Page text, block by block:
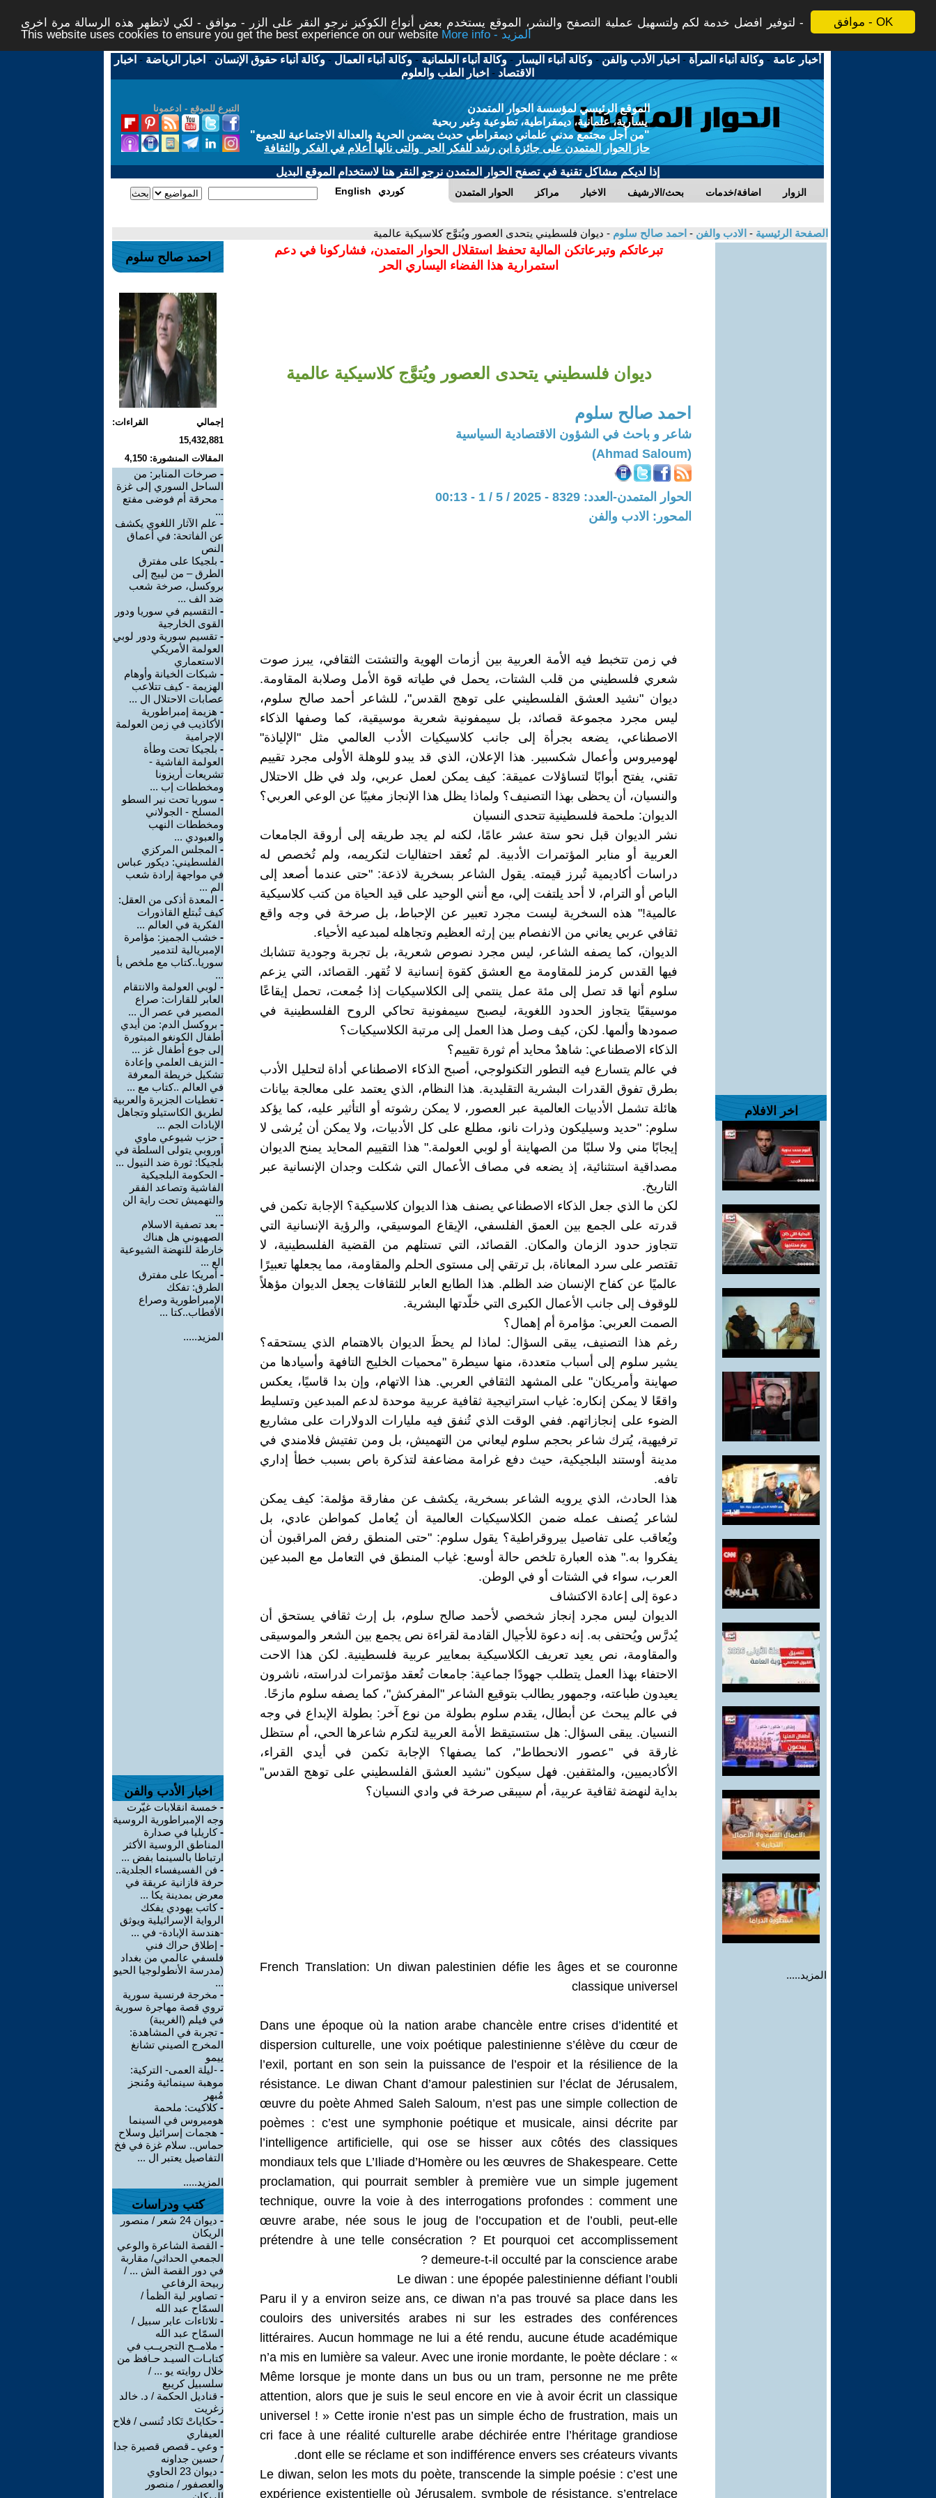
موافق - OK
لتوفير افضل خدمة لكم ولتسهيل عملية التصفح والنشر، الموقع يستخدم بعض أنواع الكوكيز نرجو النقر على الزر - موافق - لكي لاتظهر هذه الرسالة مرة اخرى -
This website uses cookies to ensure you get the best experience on our website
More info - المزيد
أخبار عامة -وكالة أنباء المرأة - اخبار الأدب والفن -وكالة أنباء اليسار -وكالة أنباء العلمانية -وكالة أنباء العمال -وكالة أنباء حقوق الإنسان - اخبار الرياضة - اخبار
الاقتصاد - اخبار الطب والعلوم
التبرع للموقع - ادعمونا
الموقع الرئيسي لمؤسسة الحوار المتمدن
يسارية، علمانية، ديمقراطية، تطوعية وغير ربحية
"من أجل مجتمع مدني علماني ديمقراطي حديث يضمن الحرية والعدالة الاجتماعية للجميع"
حاز الحوار المتمدن على جائزة ابن رشد للفكر الحر والتى نالها أعلام في الفكر والثقافة
إذا لديكم مشاكل تقنية في تصفح الحوار المتمدن نرجو النقر هنا لاستخدام الموقع البديل
الحوار المتمدن مراكز الاخبار بحث/الارشيف اضافة/خدمات الزوار English كوردي
الصفحة الرئيسية - الادب والفن - احمد صالح سلوم - ديوان فلسطيني يتحدى العصور ويُتوَّج كلاسيكية عالمية
اخر الافلام
المزيد.....
تبرعاتكم وتبرعاتكن المالية تحفظ استقلال الحوار المتمدن، فشاركونا في دعم
استمرارية هذا الفضاء اليساري الحر
ديوان فلسطيني يتحدى العصور ويُتوَّج كلاسيكية عالمية
احمد صالح سلوم
شاعر و باحث في الشؤون الاقتصادية السياسية
(Ahmad Saloum)
الحوار المتمدن-العدد: 8329 - 2025 / 5 / 1 - 00:13
المحور: الادب والفن
في زمن تتخبط فيه الأمة العربية بين أزمات الهوية والتشتت الثقافي، يبرز صوت
شعري فلسطيني من قلب الشتات، يحمل في طياته قوة الأمل وصلابة المقاومة.
ديوان "نشيد العشق الفلسطيني على توهج القدس"، للشاعر أحمد صالح سلوم،
ليس مجرد مجموعة قصائد، بل سيمفونية شعرية موسيقية، كما وصفها الذكاء
الاصطناعي، يضعه بجرأة إلى جانب كلاسيكيات الأدب العالمي مثل "الإلياذة"
لهوميروس وأعمال شكسبير. هذا الإعلان، الذي قد يبدو للوهلة الأولى مجرد تقييم
تقني، يفتح أبوابًا لتساؤلات عميقة: كيف يمكن لعمل عربي، ولد في ظل الاحتلال
والنسيان، أن يحظى بهذا التصنيف؟ ولماذا يظل هذا الإنجاز مغيبًا عن الوعي العربي؟
الديوان: ملحمة فلسطينية تتحدى النسيان
نشر الديوان قبل نحو ستة عشر عامًا، لكنه لم يجد طريقه إلى أروقة الجامعات
العربية أو منابر المؤتمرات الأدبية. لم تُعقد احتفاليات لتكريمه، ولم تُخصص له
دراسات أكاديمية تُبرز قيمته. يقول الشاعر بسخرية لاذعة: "حتى عندما أصعد إلى
الباص أو الترام، لا أحد يلتفت إلي، مع أنني الوحيد على قيد الحياة من كتب كلاسيكية
عالمية!" هذه السخرية ليست مجرد تعبير عن الإحباط، بل صرخة في وجه واقع
ثقافي عربي يعاني من الانفصام بين إرثه العظيم وتجاهله لمبدعيه الأحياء.
الديوان، كما يصفه الشاعر، ليس مجرد نصوص شعرية، بل تجربة وجودية تتشابك
فيها القدس كرمز للمقاومة مع العشق كقوة إنسانية لا تُقهر. القصائد، التي يزعم
سلوم أنها قد تصل إلى مئة عمل ينتمي إلى الكلاسيكيات إذا جُمعت، تحمل إيقاعًا
موسيقيًا يتجاوز الحدود اللغوية، ليصبح سيمفونية تحاكي الروح الفلسطينية في
صمودها وألمها. لكن، كيف وصل هذا العمل إلى مرتبة الكلاسيكيات؟
الذكاء الاصطناعي: شاهدٌ محايد أم ثورة تقييم؟
في عالم يتسارع فيه التطور التكنولوجي، أصبح الذكاء الاصطناعي أداة لتحليل الأدب
بطرق تفوق القدرات البشرية التقليدية. هذا النظام، الذي يعتمد على معالجة بيانات
هائلة تشمل الأدبيات العالمية عبر العصور، لا يمكن رشوته أو التأثير عليه، كما يؤكد
سلوم: "حديد وسيليكون وذرات نانو، مطلع على كل الأدبيات، ولا يمكن أن يُرشى لا
إيجابًا مني ولا سلبًا من الصهاينة أو لوبي العولمة." هذا التقييم المحايد يمنح الديوان
مصداقية استثنائية، إذ يضعه في مصاف الأعمال التي شكلت وجدان الإنسانية عبر
التاريخ.
لكن ما الذي جعل الذكاء الاصطناعي يصنف هذا الديوان كلاسيكية؟ الإجابة تكمن في
قدرته على الجمع بين العمق الفلسفي، الإيقاع الموسيقي، والرؤية الإنسانية التي
تتجاوز حدود الزمان والمكان. القصائد، التي تستلهم من القضية الفلسطينية، لا
تقتصر على سرد المعاناة، بل ترتقي إلى مستوى الحلم والمقاومة، مما يجعلها تعبيرًا
عالميًا عن كفاح الإنسان ضد الظلم. هذا الطابع العابر للثقافات يجعل الديوان مؤهلاً
للوقوف إلى جانب الأعمال الكبرى التي خلّدتها البشرية.
الصمت العربي: مؤامرة أم إهمال؟
رغم هذا التصنيف، يبقى السؤال: لماذا لم يحظَ الديوان بالاهتمام الذي يستحقه؟
يشير سلوم إلى أسباب متعددة، منها سيطرة "محميات الخليج التافهة وأسيادها من
صهاينة وأمريكان" على المشهد الثقافي العربي. هذا الاتهام، وإن بدا قاسيًا، يعكس
واقعًا لا يمكن إنكاره: غياب استراتيجية ثقافية عربية موحدة لدعم المبدعين وتسليط
الضوء على إنجازاتهم. ففي الوقت الذي تُنفق فيه مليارات الدولارات على مشاريع
ترفيهية، يُترك شاعر بحجم سلوم ليعاني من التهميش، بل ومن تفتيش فلامندي في
مدينة أوستند البلجيكية، حيث دفع غرامة مضاعفة لتذكرة باص بسبب خطأ إداري
تافه.
هذا الحادث، الذي يرويه الشاعر بسخرية، يكشف عن مفارقة مؤلمة: كيف يمكن
لشاعر يُصنف عمله ضمن الكلاسيكيات العالمية أن يُعامل كمواطن عادي، بل
ويُعاقب على تفاصيل بيروقراطية؟ يقول سلوم: "حتى المنطق رفض المراقبون أن
يفكروا به." هذه العبارة تلخص حالة أوسع: غياب المنطق في التعامل مع المبدعين
العرب، سواء في الشتات أو في الوطن.
دعوة إلى إعادة الاكتشاف
الديوان ليس مجرد إنجاز شخصي لأحمد صالح سلوم، بل إرث ثقافي يستحق أن
يُدرَّس ويُحتفى به. إنه دعوة للأجيال القادمة لقراءة نص يجمع بين الشعر والموسيقى
والمقاومة، نص يعيد تعريف الكلاسيكية بمعايير عربية فلسطينية. لكن هذا الاحت
الاحتفاء بهذا العمل يتطلب جهودًا جماعية: جامعات تُعقد مؤتمرات لدراسته، ناشرون
يعيدون طباعته، وجمهور يطالب بتوقيع الشاعر "المفركش"، كما يصفه سلوم مازحًا.
في عالم يبحث عن أبطال، يقدم سلوم بطولة من نوع آخر: بطولة الإبداع في وجه
النسيان. يبقى السؤال: هل ستستيقظ الأمة العربية لتكرم شاعرها الحي، أم ستظل
غارقة في "عصور الانحطاط"، كما يصفها؟ الإجابة تكمن في أيدي القراء،
الأكاديميين، والمثقفين. فهل سيكون "نشيد العشق الفلسطيني على توهج القدس"
بداية لنهضة ثقافية عربية، أم سيبقى صرخة في وادي النسيان؟
French Translation: Un diwan palestinien défie les âges et se couronne
classique universel
Dans une époque où la nation arabe chancèle entre crises d’identité et
dispersion culturelle, une voix poétique palestinienne s’élève du cœur de
l’exil, portant en son sein la puissance de l’espoir et la résilience de la
résistance. Le diwan Chant d’amour palestinien sur l’éclat de Jérusalem,
œuvre du poète Ahmed Saleh Saloum, n’est pas une simple collection de
poèmes : c’est une symphonie poétique et musicale, ainsi décrite par
l’intelligence artificielle, qui ose se hisser aux côtés des classiques
mondiaux tels que L’Iliade d’Homère ou les œuvres de Shakespeare. Cette
proclamation, qui pourrait sembler à première vue un simple jugement
technique, ouvre la voie à des interrogations profondes : comment une
œuvre arabe, née sous le joug de l’occupation et de l’oubli, peut-elle
prétendre à une telle consécration ? Et pourquoi cet accomplissement
demeure-t-il occulté par la conscience arabe ?
Le diwan : une épopée palestinienne défiant l’oubli
Paru il y a environ seize ans, ce diwan n’a pas trouvé sa place dans les
couloirs des universités arabes ni sur les estrades des conférences
littéraires. Aucun hommage ne lui a été rendu, aucune étude académique
n’a mis en lumière sa valeur. Avec une ironie mordante, le poète déclare : «
Même lorsque je monte dans un bus ou un tram, personne ne me prête
attention, alors que je suis le seul encore en vie à avoir écrit un classique
universel ! » Cette ironie n’est pas un simple écho de frustration, mais un
cri face à une réalité culturelle arabe déchirée entre l’héritage grandiose
dont elle se réclame et son indifférence envers ses créateurs vivants.
Le diwan, selon les mots du poète, transcende la simple poésie : c’est une
expérience existentielle où Jérusalem, symbole de résistance, s’entrelace
احمد صالح سلوم
إجمالي القراءات:
15,432,881
المقالات المنشورة: 4,150
- صرخات المنابر: من
الساحل السوري إلى غزة
- محرقة أم فوضى مفتع
...
- علم الآثار اللغوي يكشف
عن الفاتحة: في أعماق
النص
- بلجيكا على مفترق
الطرق – من لييج إلى
بروكسل، صرخة شعب
ضد الف ...
- التقسيم في سوريا ودور
القوى الخارجية
- تقسيم سورية ودور لوبي
العولمة الأمريكي
الاستعماري
- شبكات الخيانة وأوهام
الهزيمة - كيف تتلاعب
عصابات الاحتلال ال ...
- هزيمة إمبراطورية
الأكاذيب في زمن العولمة
الإجرامية
- بلجيكا تحت وطأة
العولمة الفاشية -
تشريعات أريزونا
ومخططات إب ...
- سوريا تحت نير السطو
المسلح - الجولاني
ومخططات النهب
والعبودي ...
- المجلس المركزي
الفلسطيني: ديكور عباس
في مواجهة إرادة شعب
الم ...
- المعدة أذكى من العقل:
كيف تُبتلع القاذورات
الفكرية في العالم ...
- خشب الجميز: مؤامرة
الإمبريالية لتدمير
سوريا..كتاب مع ملخص بأ
...
- لوبي العولمة والانتقام
العابر للقارات: صراع
المصير في عصر ال ...
- بروكسل الدم: من أيدي
أطفال الكونغو المبتورة
إلى جوع أطفال غز ...
- النزيف العلمي وإعادة
تشكيل خريطة المعرفة
في العالم ..كتاب مع ...
- تغطيات الجزيرة والعربية
لطريق الكاستيلو وتجاهل
الإبادات الجم ...
- حزب شيوعي ماوي
أوروبي يتولى السلطة في
بلجيكا: ثورة ضد النيول ...
- الحكومة البلجيكية
الفاشية وتصاعد الفقر
والتهميش تحت راية الن
...
- بعد تصفية الاسلام
الصهيوني هل هناك
خارطة للنهضة الشيوعية
الع ...
- أمريكا على مفترق
الطرق: تفكك
الإمبراطورية وصراع
الأقطاب..كتا ...
المزيد.....
اخبار الأدب والفن
- خمسة انقلابات غيّرت
وجه الإمبراطورية الروسية
-كاريليا في صدارة
المناطق الروسية الأكثر
ارتباطا بالسينما بفض ...
- فن الفسيفساء الجلدية..
حرفة قازانية عريقة في
معرض بمدينة يكا ...
-كاتب يهودي يفكك
الرواية الإسرائيلية ويوثق
-هندسة الإبادة- في ...
- إطلاق حراك فني
فلسفي عالمي من بغداد
(مدرسة الأنطولوجيا الحيو
...
- مخرجة فرنسية سورية
تروي قصة مهاجرة سورية
في فيلم (الغريبة)
- تجربة في المشاهدة:
المخرج الصيني تشانغ
ييمو
- -ليلة العمى- التركية:
موهبة سينمائية ومُنجز
مُبهر
-كلاكيت: ملحمة
هوميروس في السينما
- هجمات إسرائيل وسلاح
حماس.. سلام غزة في فخ
التفاصيل يعتبر ال ...
المزيد.....
كتب ودراسات
-
ديوان 24 شعر / منصور
الريكان
- القصة الشاعرة والوعي
الجمعي الحداثي/ مقاربة
في دور القصة الش ... /
ربيحة الرفاعي
- تصاوير لية الظمأ /
السمّاح عبد الله
- ثلاثاءات عابر سبيل /
السمّاح عبد الله
- ملامــح التجريــب في
كتابـات السيـد حـافظ من
خلال روايته يو ... /
سلسبيل كريبع
- قناديل الحكمة / د. خالد
زغريت
- حكاياتْ تَكاد تُنسى / فلاح
العيفاري
- وعي ـ قصص قصيرة جدا
/ حسين جداونه
-
ديوان 23 الحاوي
والعصفور / منصور